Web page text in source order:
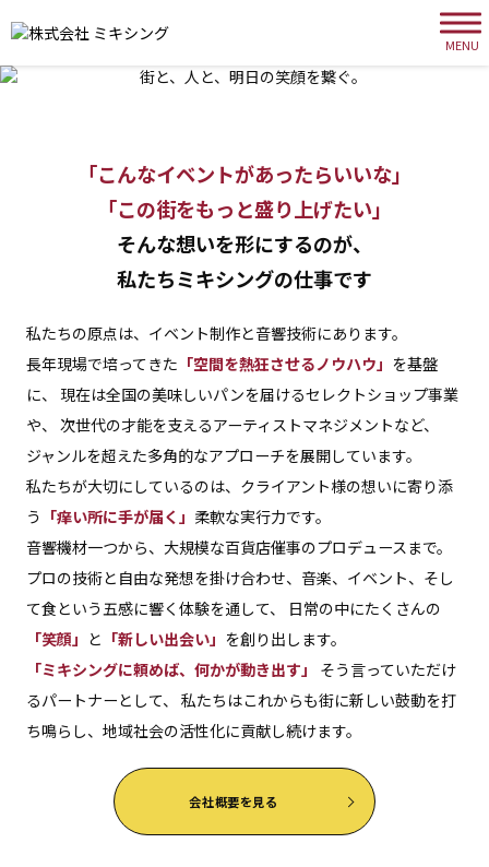
MENU
「こんなイベントがあったらいいな」
「この街をもっと盛り上げたい」
そんな想いを形にするのが、
私たちミキシングの仕事です
私たちの原点は、イベント制作と音響技術にあります。
長年現場で培ってきた 「空間を熱狂させるノウハウ」 を基盤
に、
現在は全国の美味しいパンを届けるセレクトショップ事業
や、
次世代の才能を支えるアーティストマネジメントなど、
ジャンルを超えた多角的なアプローチを展開しています。
私たちが大切にしているのは、クライアント様の想いに寄り添
う 「痒い所に手が届く」 柔軟な実行力です。
音響機材一つから、大規模な百貨店催事のプロデュースまで。
プロの技術と自由な発想を掛け合わせ、音楽、イベント、そし
て食という五感に響く体験を通して、
日常の中にたくさんの
「笑顔」 と 「新しい出会い」 を創り出します。
「ミキシングに頼めば、何かが動き出す」
そう言っていただけ
るパートナーとして、
私たちはこれからも街に新しい鼓動を打
ち鳴らし、地域社会の活性化に貢献し続けます。
会社概要を見る